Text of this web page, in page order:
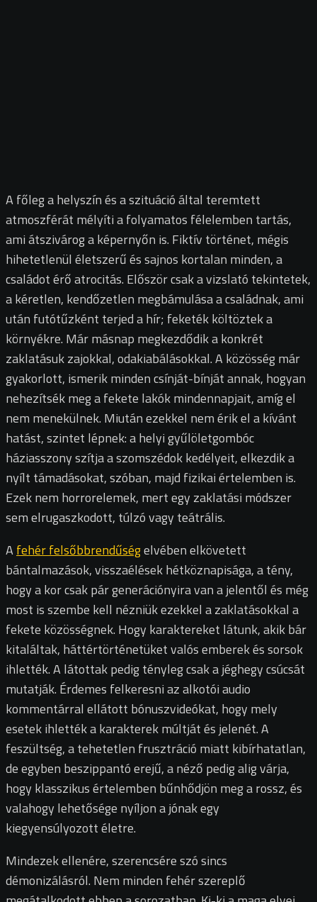
A főleg a helyszín és a szituáció által teremtett
atmoszférát mélyíti a folyamatos félelemben tartás,
ami átszivárog a képernyőn is. Fiktív történet, mégis
hihetetlenül életszerű és sajnos kortalan minden, a
családot érő atrocitás. Először csak a vizslató tekintetek,
a kéretlen, kendőzetlen megbámulása a családnak, ami
után futótűzként terjed a hír; feketék költöztek a
környékre. Már másnap megkezdődik a konkrét
zaklatásuk zajokkal, odakiabálásokkal. A közösség már
gyakorlott, ismerik minden csínját-bínját annak, hogyan
nehezítsék meg a fekete lakók mindennapjait, amíg el
nem menekülnek. Miután ezekkel nem érik el a kívánt
hatást, szintet lépnek: a helyi gyűlöletgombóc
háziasszony szítja a szomszédok kedélyeit, elkezdik a
nyílt támadásokat, szóban, majd fizikai értelemben is.
Ezek nem horrorelemek, mert egy zaklatási módszer
sem elrugaszkodott, túlzó vagy teátrális.
Afehér felsőbbrendűségelvében elkövetett
bántalmazások, visszaélések hétköznapisága, a tény,
hogy a kor csak pár generációnyira van a jelentől és még
most is szembe kell nézniük ezekkel a zaklatásokkal a
fekete közösségnek. Hogy karaktereket látunk, akik bár
kitaláltak, háttértörténetüket valós emberek és sorsok
ihlették. A látottak pedig tényleg csak a jéghegy csúcsát
mutatják. Érdemes felkeresni az alkotói audio
kommentárral ellátott bónuszvideókat, hogy mely
esetek ihlették a karakterek múltját és jelenét. A
feszültség, a tehetetlen frusztráció miatt kibírhatatlan,
de egyben beszippantó erejű, a néző pedig alig várja,
hogy klasszikus értelemben bűnhődjön meg a rossz, és
valahogy lehetősége nyíljon a jónak egy
kiegyensúlyozott életre.
Mindezek ellenére, szerencsére szó sincs
démonizálásról. Nem minden fehér szereplő